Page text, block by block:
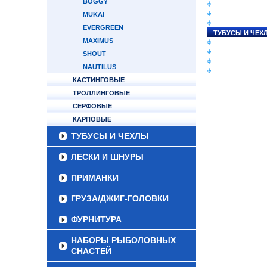
MUKAI
EVERGREEN
MAXIMUS
SHOUT
NAUTILUS
КАСТИНГОВЫЕ
ТРОЛЛИНГОВЫЕ
СЕРФОВЫЕ
КАРПОВЫЕ
ТУБУСЫ И ЧЕХЛЫ
ЛЕСКИ И ШНУРЫ
ПРИМАНКИ
ГРУЗА/ДЖИГ-ГОЛОВКИ
ФУРНИТУРА
НАБОРЫ РЫБОЛОВНЫХ
СНАСТЕЙ
ТУБУСЫ И